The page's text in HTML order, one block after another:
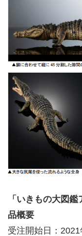
「いきもの大図
品概要
受注開始日：